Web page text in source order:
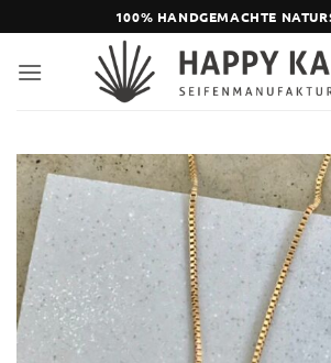
Inhalt
springen
100% HANDGEMACHTE